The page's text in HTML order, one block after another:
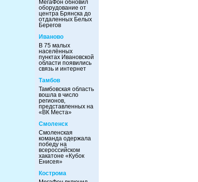
МегаФон обновил
оборудование от
центра Брянска до
отдаленных Белых
Берегов
Иваново
В 75 малых
населённых
пунктах Ивановской
области появились
связь и интернет
Тамбов
Тамбовская область
вошла в число
регионов,
представленных на
«ВК Места»
Смоленск
Смоленская
команда одержала
победу на
всероссийском
хакатоне «Кубок
Енисея»
Кострома